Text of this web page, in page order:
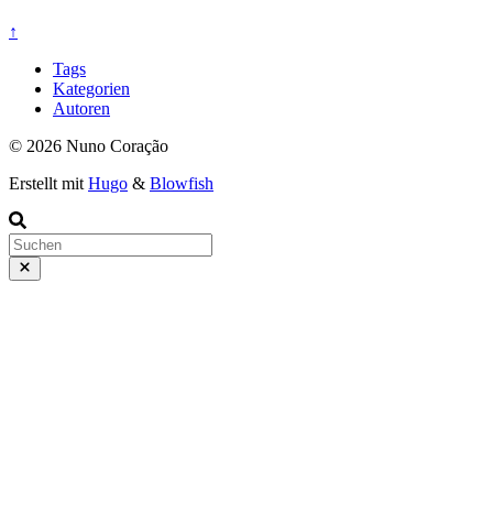
↑
Tags
Kategorien
Autoren
© 2026 Nuno Coração
Erstellt mit Hugo & Blowfish